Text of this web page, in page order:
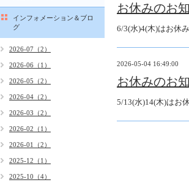
お休みのお
6/3(水)4(木)はお休
2026-05-04 16:49:00
お休みのお
5/13(水)14(木)はお
インフォメーション＆ブロ
グ
2026-07（2）
2026-06（1）
2026-05（2）
2026-04（2）
2026-03（2）
2026-02（1）
2026-01（2）
2025-12（1）
2025-10（4）